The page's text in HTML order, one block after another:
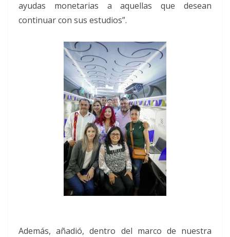
ayudas monetarias a aquellas que desean
continuar con sus estudios”.
Además, añadió, dentro del marco de nuestra